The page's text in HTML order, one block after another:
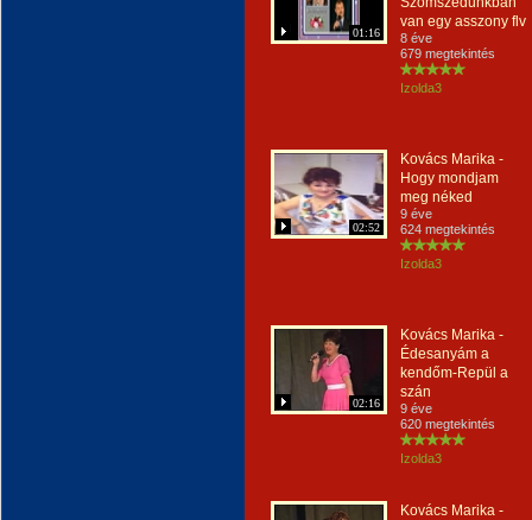
01:16
van egy asszony flv
8 éve
679 megtekintés
Izolda3
02:52
Kovács Marika -
Hogy mondjam
meg néked
9 éve
624 megtekintés
Izolda3
02:16
Kovács Marika -
Édesanyám a
kendőm-Repül a
szán
9 éve
620 megtekintés
Izolda3
Kovács Marika -